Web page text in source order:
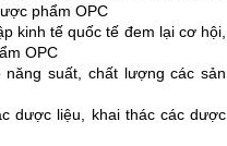
phẩm OPC
kinh tế quốc tế đem lại cơ hội,
OPC
suất, chất lượng các sản
dược liệu, khai thác các dược